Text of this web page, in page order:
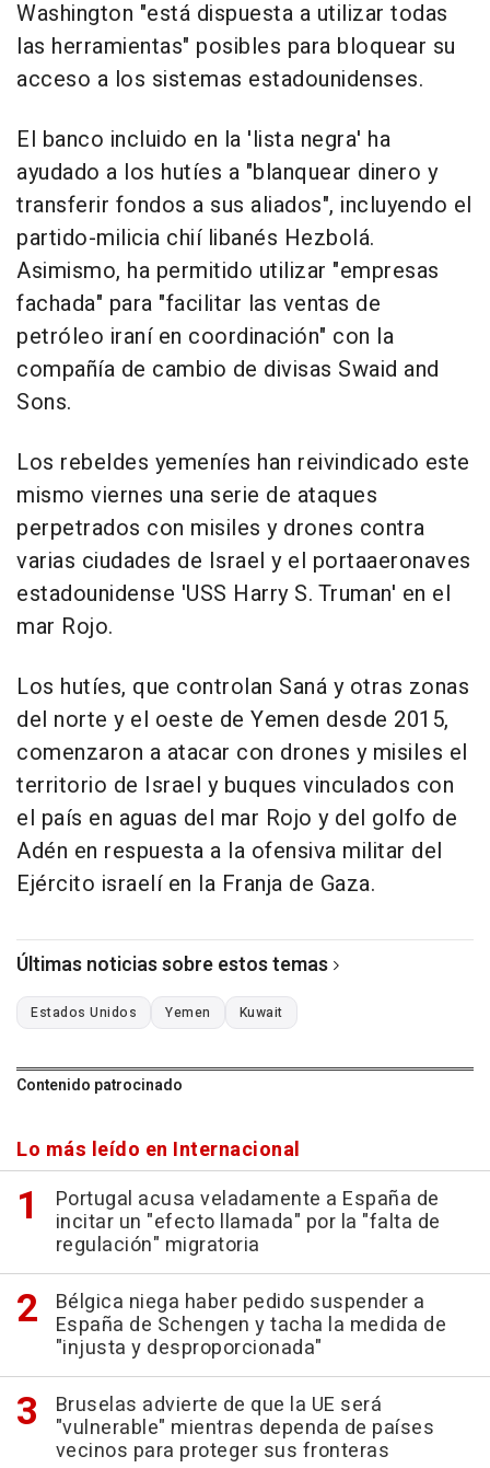
Washington "está dispuesta a utilizar todas
las herramientas" posibles para bloquear su
acceso a los sistemas estadounidenses.
El banco incluido en la 'lista negra' ha
ayudado a los hutíes a "blanquear dinero y
transferir fondos a sus aliados", incluyendo el
partido-milicia chií libanés Hezbolá.
Asimismo, ha permitido utilizar "empresas
fachada" para "facilitar las ventas de
petróleo iraní en coordinación" con la
compañía de cambio de divisas Swaid and
Sons.
Los rebeldes yemeníes han reivindicado este
mismo viernes una serie de ataques
perpetrados con misiles y drones contra
varias ciudades de Israel y el portaaeronaves
estadounidense 'USS Harry S. Truman' en el
mar Rojo.
Los hutíes, que controlan Saná y otras zonas
del norte y el oeste de Yemen desde 2015,
comenzaron a atacar con drones y misiles el
territorio de Israel y buques vinculados con
el país en aguas del mar Rojo y del golfo de
Adén en respuesta a la ofensiva militar del
Ejército israelí en la Franja de Gaza.
Últimas noticias sobre estos temas
Estados Unidos Yemen Kuwait
Contenido patrocinado
Lo más leído en Internacional
Portugal acusa veladamente a España de
incitar un "efecto llamada" por la "falta de
regulación" migratoria
Bélgica niega haber pedido suspender a
España de Schengen y tacha la medida de
"injusta y desproporcionada"
Bruselas advierte de que la UE será
"vulnerable" mientras dependa de países
vecinos para proteger sus fronteras